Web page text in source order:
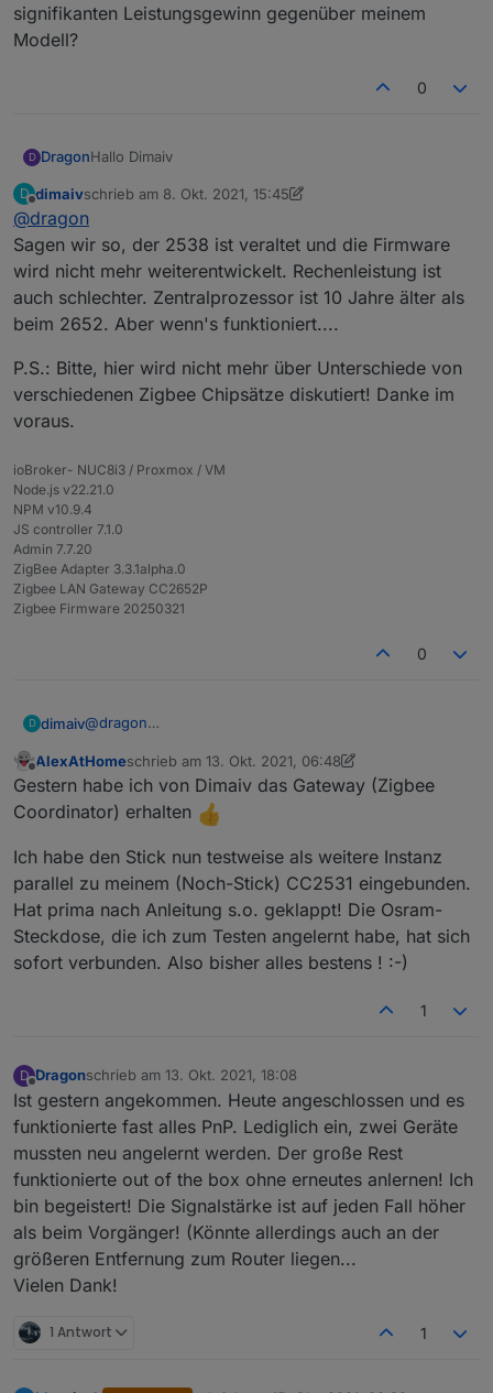
signifikanten Leistungsgewinn gegenüber meinem
Modell?
0
D DragonHallo Dimaiv
ich habe einen CC2538. Hat dieses Modell einen
Modell?
D
Offline
dimaivschrieb am 8. Okt. 2021, 15:45
zuletzt editiert von dimaiv10. Aug. 2021, 17:49
@dragon
Sagen wir so, der 2538 ist veraltet und die Firmware
wird nicht mehr weiterentwickelt. Rechenleistung ist
auch schlechter. Zentralprozessor ist 10 Jahre älter als
beim 2652. Aber wenn's funktioniert....
P.S.: Bitte, hier wird nicht mehr über Unterschiede von
verschiedenen Zigbee Chipsätze diskutiert! Danke im
voraus.
ioBroker- NUC8i3 / Proxmox / VM
Node.js v22.21.0
NPM v10.9.4
JS controller 7.1.0
Admin 7.7.20
ZigBee Adapter 3.3.1alpha.0
Zigbee LAN Gateway CC2652P
Zigbee Firmware 20250321
0
D dimaiv@dragon
wird nicht mehr weiterentwickelt. Rechenleistung ist
auch schlechter. Zentralprozessor ist 10 Jahre älter als
beim 2652. Aber wenn's funktioniert....
P.S.: Bitte, hier wird nicht mehr über Unterschiede von
verschiedenen Zigbee Chipsätze diskutiert! Danke im
voraus.
Offline
AlexAtHomeschrieb am 13. Okt. 2021, 06:48
zuletzt editiert von AlexAtHome
Gestern habe ich von Dimaiv das Gateway (Zigbee
Coordinator) erhalten
Ich habe den Stick nun testweise als weitere Instanz
parallel zu meinem (Noch-Stick) CC2531 eingebunden.
Hat prima nach Anleitung s.o. geklappt! Die Osram-
Steckdose, die ich zum Testen angelernt habe, hat sich
sofort verbunden. Also bisher alles bestens ! :-)
1
D
Offline
Dragonschrieb am 13. Okt. 2021, 18:08
zuletzt editiert von
Ist gestern angekommen. Heute angeschlossen und es
funktionierte fast alles PnP. Lediglich ein, zwei Geräte
mussten neu angelernt werden. Der große Rest
funktionierte out of the box ohne erneutes anlernen! Ich
bin begeistert! Die Signalstärke ist auf jeden Fall höher
als beim Vorgänger! (Könnte allerdings auch an der
größeren Entfernung zum Router liegen...
Vielen Dank!
1 Antwort 1